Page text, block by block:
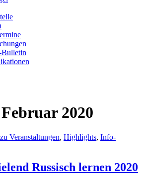
2020
Veranstaltungen, Highlights, Info-
Russisch lernen 2020